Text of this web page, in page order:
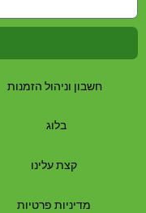
חשבון וניהול הזמנות
בלוג
קצת עלינו
מדיניות פרטיות